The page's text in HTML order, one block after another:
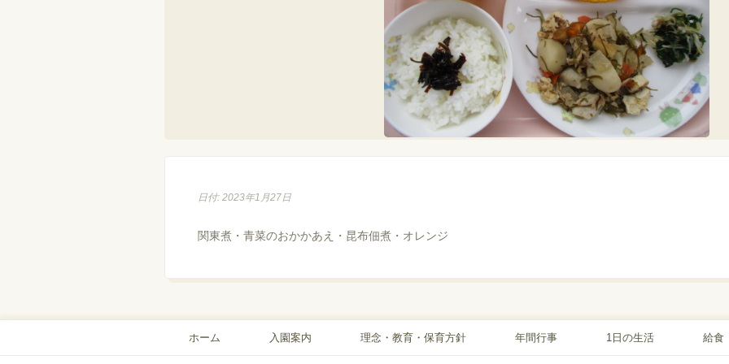
日付: 2023年1月27日
関東煮・青菜のおかかあえ・昆布佃煮・オレンジ
ホーム 入園案内 理念・教育・保育方針 年間行事 1日の生活 給食